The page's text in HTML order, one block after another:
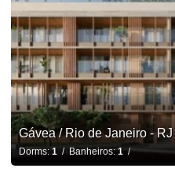
Gávea / Rio de Janeiro - RJ
Dorms: 1 / Banheiros:1 /